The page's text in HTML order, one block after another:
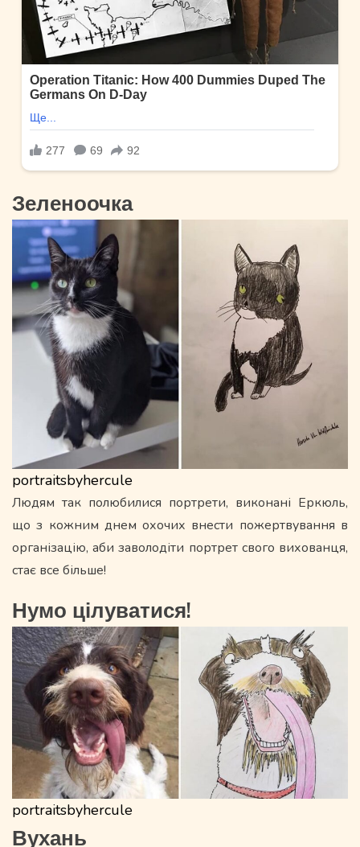
Зеленоочка
portraitsbyhercule
Людям так полюбилися портрети, виконані Еркюль,
що з кожним днем охочих внести пожертвування в
організацію, аби заволодіти портрет свого вихованця,
стає все більше!
Нумо цілуватися!
portraitsbyhercule
Вухань